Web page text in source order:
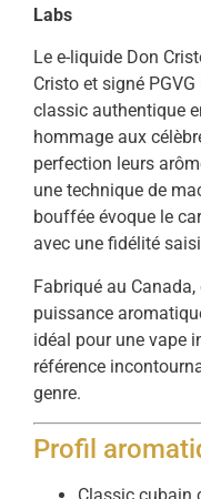
Labs
Le e-liquide Don
Cristo et signé
classic authentique
hommage aux
perfection leurs
une technique de
bouffée évoque le
avec une fidélité
Fabriqué au
puissance
idéal pour une vape
référence
genre.
Profil